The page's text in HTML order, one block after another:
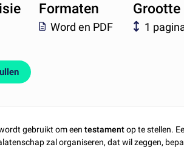
Formaten
Word en PDF
Grootte
1
gebruikt om eentestamentop te stellen.
zal organiseren, dat wil zeggen,